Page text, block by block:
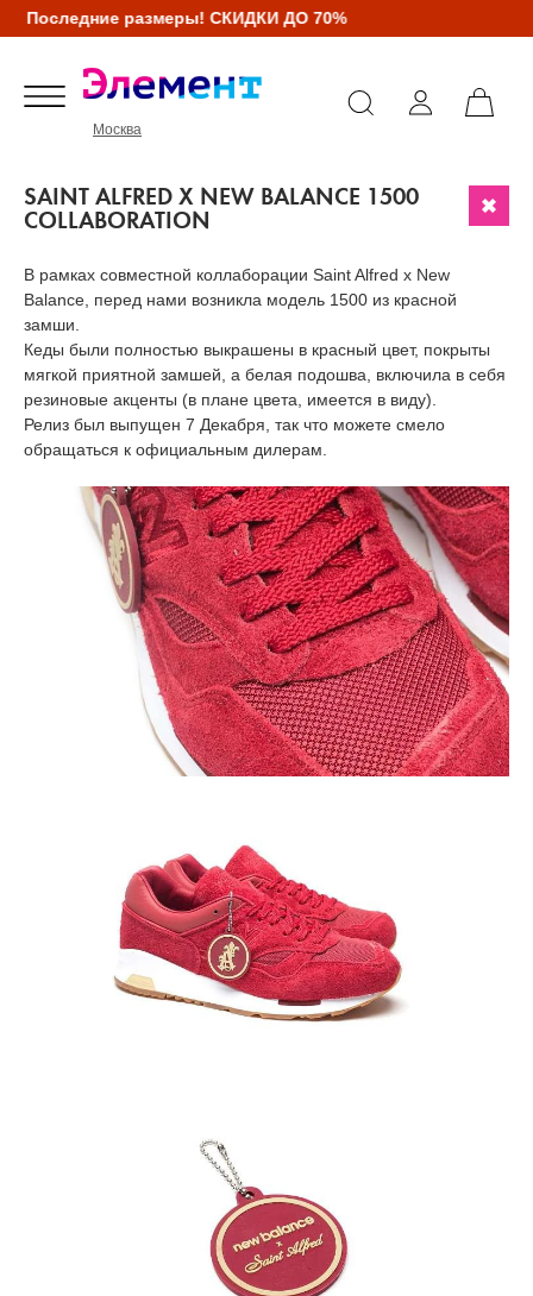
Последние размеры! СКИДКИ ДО 70%
Москва
SAINT ALFRED X NEW BALANCE 1500
COLLABORATION
В рамках совместной коллаборации Saint Alfred x New
Balance, перед нами возникла модель 1500 из красной
замши.
Кеды были полностью выкрашены в красный цвет, покрыты
мягкой приятной замшей, а белая подошва, включила в себя
резиновые акценты (в плане цвета, имеется в виду).
Релиз был выпущен 7 Декабря, так что можете смело
обращаться к официальным дилерам.